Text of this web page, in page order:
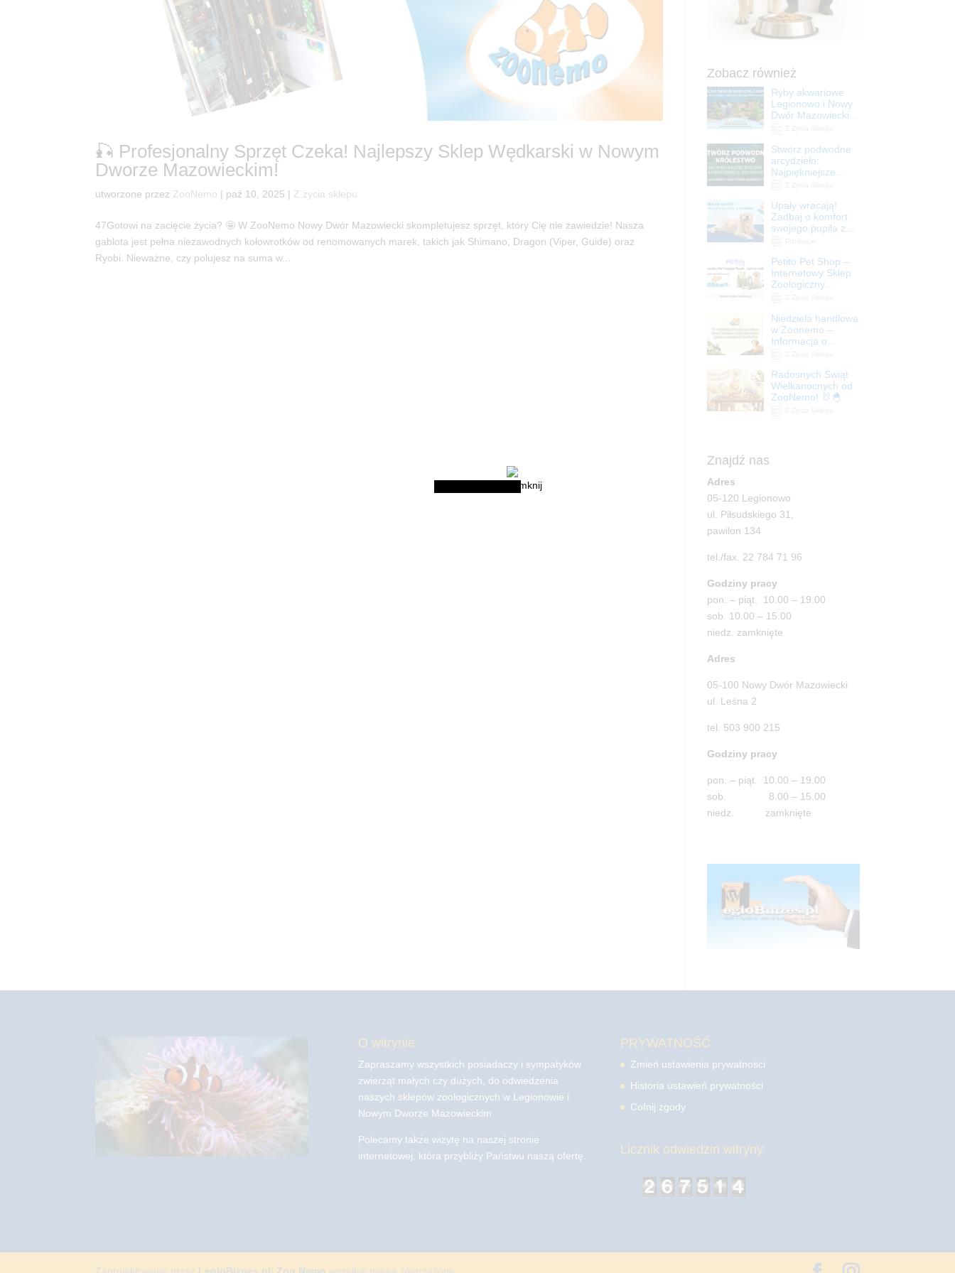
🎣 Profesjonalny Sprzęt Czeka! Najlepszy Sklep Wędkarski w Nowym
Dworze Mazowieckim!
utworzone przez ZooNemo | paź 10, 2025 | Z życia sklepu
47Gotowi na zacięcie życia? 🤩 W ZooNemo Nowy Dwór Mazowiecki skompletujesz sprzęt, który Cię nie zawiedzie! Nasza
gablota jest pełna niezawodnych kołowrotków od renomowanych marek, takich jak Shimano, Dragon (Viper, Guide) oraz
Ryobi. Nieważne, czy polujesz na suma w...
Zobacz również
Ryby akwariowe
Legionowo i Nowy
Dwór Mazowiecki –
Stwórz podwodne
arcydzieło:
Najpiękniejsze
Legionowo i Nowy
Dwór Mazowiecki
Upały wracają!
Zadbaj o komfort
swojego pupila z
ZooNemo
Petito Pet Shop –
Internetowy Sklep
Zoologiczny
| ZooNemo
Niedziela handlowa
w Zoonemo –
Informacja o
Radosnych Świąt
Wielkanocnych od
ZooNemo! 🐰🐣
Znajdź nas
Adres
05-120 Legionowo
ul. Piłsudskiego 31,
pawilon 134
tel./fax. 22 784 71 96
Godziny pracy
pon. – piąt. 10.00 – 19.00
sob. 10.00 – 15.00
niedz. zamknięte
Adres
05-100 Nowy Dwór Mazowiecki
ul. Leśna 2
tel. 503 900 215
Godziny pracy
pon. – piąt. 10.00 – 19.00
sob. 8.00 – 15.00
niedz. zamknięte
O witrynie
Zapraszamy wszystkich posiadaczy i sympatyków
zwierząt małych czy dużych, do odwiedzenia
naszych sklepów zoologicznych w Legionowie i
Nowym Dworze Mazowieckim
Polecamy także wizytę na naszej stronie
internetowej, która przybliży Państwu naszą ofertę.
PRYWATNOŚĆ
Zmień ustawienia prywatności
Historia ustawień prywatności
Cofnij zgody
Licznik odwiedzin witryny